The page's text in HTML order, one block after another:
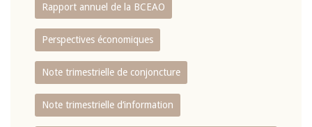
Rapport annuel de la BCEAO
Perspectives économiques
Note trimestrielle de conjoncture
Note trimestrielle d‘information